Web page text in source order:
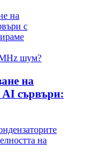
на
AI сървъри: